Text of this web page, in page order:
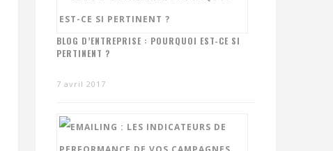
BLOG D’ENTREPRISE : POURQUOI EST-CE SI
PERTINENT ?
7 avril 2017